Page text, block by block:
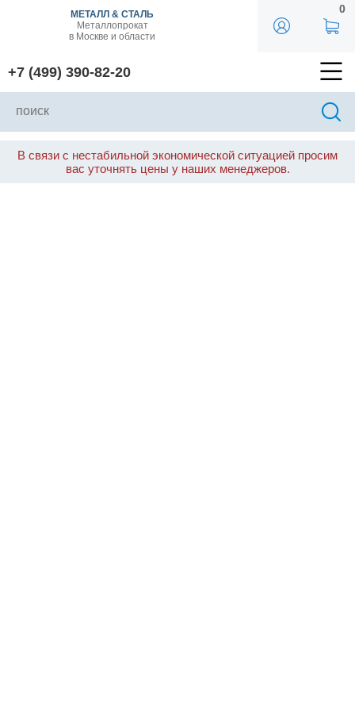
МЕТАЛЛ & СТАЛЬ
Металлопрокат
в Москве и области
+7 (499) 390-82-20
0
В связи с нестабильной экономической ситуацией просим
вас уточнять цены у наших менеджеров.